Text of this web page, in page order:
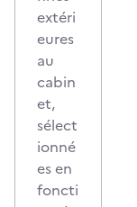
extéri
eures
au
cabin
et,
sélect
ionné
es en
foncti